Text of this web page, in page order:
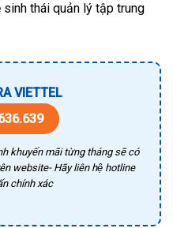
thái quản lý tập trung
VIETTEL
khuyến mãi từng tháng sẽ có
website- Hãy liên hệ hotline
chính xác